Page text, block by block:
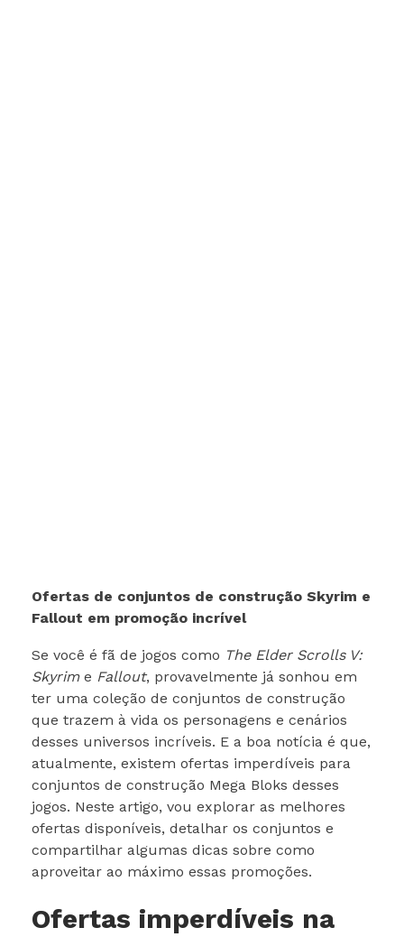
Ofertas de conjuntos de construção Skyrim e
Fallout em promoção incrível
Se você é fã de jogos como The Elder Scrolls V:
Skyrime Fallout, provavelmente já sonhou em
ter uma coleção de conjuntos de construção
que trazem à vida os personagens e cenários
desses universos incríveis. E a boa notícia é que,
atualmente, existem ofertas imperdíveis para
conjuntos de construção Mega Bloks desses
jogos. Neste artigo, vou explorar as melhores
ofertas disponíveis, detalhar os conjuntos e
compartilhar algumas dicas sobre como
aproveitar ao máximo essas promoções.
Ofertas imperdíveis na